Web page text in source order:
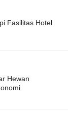
Fasilitas Hotel
Hewan